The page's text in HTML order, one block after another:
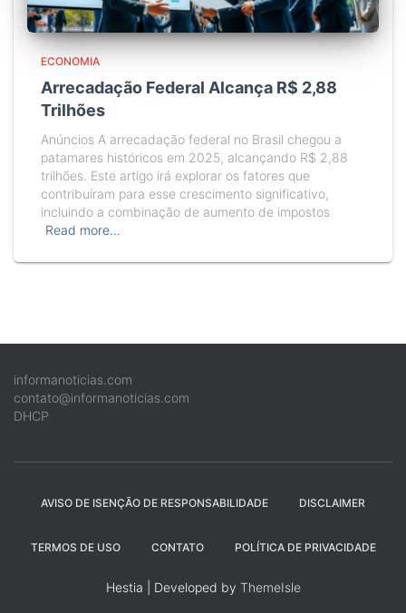
ECONOMIA
Arrecadação Federal Alcança R$ 2,88
Trilhões
Anúncios A arrecadação federal no Brasil chegou a
patamares históricos em 2025, alcançando R$ 2,88
trilhões. Este artigo irá explorar os fatores que
contribuíram para esse crescimento significativo,
incluindo a combinação de aumento de impostos
Read more…
informanoticias.com
contato@informanoticias.com
DHCP
AVISO DE ISENÇÃO DE RESPONSABILIDADE DISCLAIMER
TERMOS DE USO CONTATO POLÍTICA DE PRIVACIDADE
Hestia | Developed by ThemeIsle